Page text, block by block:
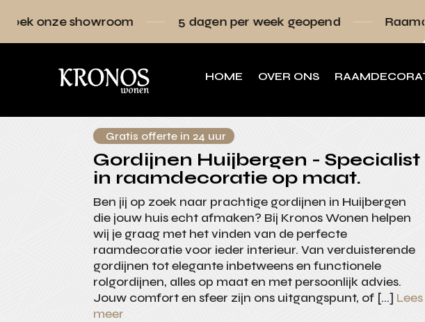
5 dagen per week geopend Raamdecoratie
HOME OVER ONS
Gratis offerte in 24 uur
Gordijnen Huijbergen - Specialist
in raamdecoratie op maat.
Ben jij op zoek naar prachtige gordijnen in Huijbergen
die jouw huis echt afmaken? Bij Kronos Wonen helpen
wij je graag met het vinden van de perfecte
raamdecoratie voor ieder interieur. Van verduisterende
gordijnen tot elegante inbetweens en functionele
rolgordijnen, alles op maat en met persoonlijk advies.
Jouw comfort en sfeer zijn ons uitgangspunt, of […] Lees
meer